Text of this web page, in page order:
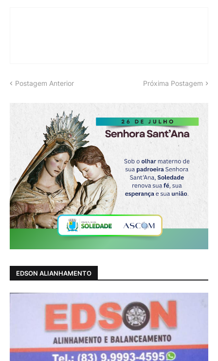
Postagem Anterior Próxima Postagem
EDSON ALIANHAMENTO